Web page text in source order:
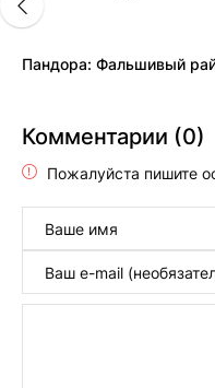
Пандора: Фальшивый
Комментарии (0)
Пожалуйста пишите